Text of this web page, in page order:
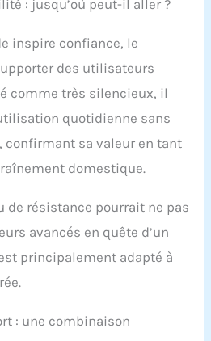
: jusqu’où peut-il aller ?
inspire confiance, le
des utilisateurs
comme très silencieux, il
quotidienne sans
confirmant sa valeur en tant
domestique.
de résistance pourrait ne pas
avancés en quête d’un
principalement adapté à
: une combinaison